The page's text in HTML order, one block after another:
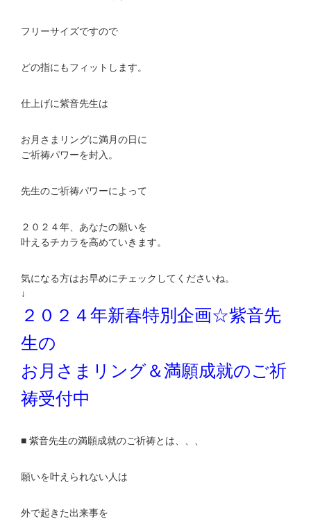
フリーサイズですので
どの指にもフィットします。
仕上げに紫音先生は
お月さまリングに満月の日に
ご祈祷パワーを封入。
先生のご祈祷パワーによって
２０２４年、あなたの願いを
叶えるチカラを高めていきます。
気になる方はお早めにチェックしてくださいね。
↓
２０２４年新春特別企画☆紫音先
生の
お月さまリング＆満願成就のご祈
祷受付中
■ 紫音先生の満願成就のご祈祷とは、、、
願いを叶えられない人は
外で起きた出来事を